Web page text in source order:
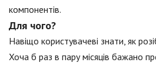
компонентів.
Для чого?
Навіщо користувачеві знати, як
Хоча б раз в пару місяців бажано